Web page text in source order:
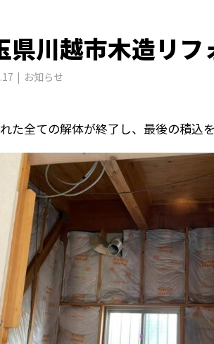
県川越市木造リフ
お知らせ
た全ての解体が終了し、最後の積込